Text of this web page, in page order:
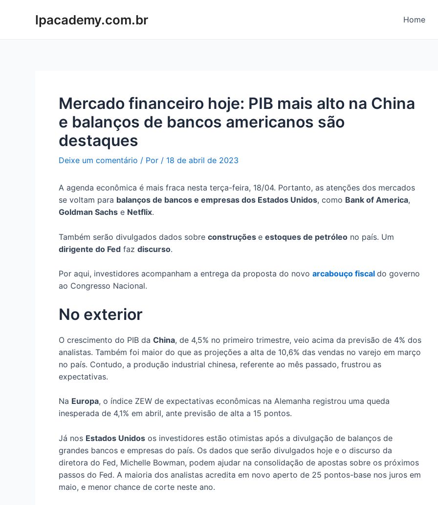
lpacademy.com.br Home
Mercado financeiro hoje: PIB mais alto na China
e balanços de bancos americanos são
destaques
Deixe um comentário / Por / 18 de abril de 2023
A agenda econômica é mais fraca nesta terça-feira, 18/04. Portanto, as atenções dos mercados
se voltam para balanços de bancos e empresas dos Estados Unidos, como Bank of America,
Goldman Sachs e Netflix.
Também serão divulgados dados sobre construções e estoques de petróleo no país. Um
dirigente do Fed faz discurso.
Por aqui, investidores acompanham a entrega da proposta do novo arcabouço fiscal do governo
ao Congresso Nacional.
No exterior
O crescimento do PIB da China, de 4,5% no primeiro trimestre, veio acima da previsão de 4% dos
analistas. Também foi maior do que as projeções a alta de 10,6% das vendas no varejo em março
no país. Contudo, a produção industrial chinesa, referente ao mês passado, frustrou as
expectativas.
Na Europa, o índice ZEW de expectativas econômicas na Alemanha registrou uma queda
inesperada de 4,1% em abril, ante previsão de alta a 15 pontos.
Já nos Estados Unidos os investidores estão otimistas após a divulgação de balanços de
grandes bancos e empresas do país. Os dados que serão divulgados hoje e o discurso da
diretora do Fed, Michelle Bowman, podem ajudar na consolidação de apostas sobre os próximos
passos do Fed. A maioria dos analistas acredita em novo aperto de 25 pontos-base nos juros em
maio, e menor chance de corte neste ano.